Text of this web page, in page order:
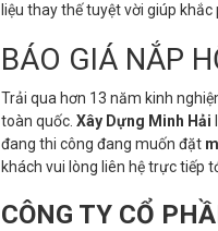
liệu thay thế tuyệt vời giúp
BÁO GIÁ NẮP
Trải qua hơn 13 năm kinh
toàn quốc. Xây Dựng Minh Hải
đang thi công đang muốn đặt
khách vui lòng liên hệ trực tiếp
CÔNG TY CỔ